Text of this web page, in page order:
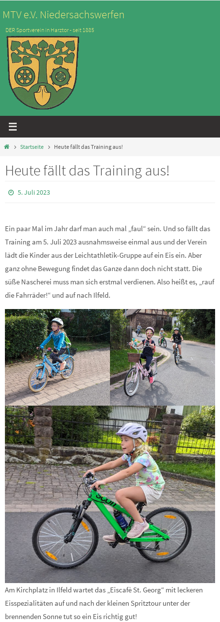
Inhalt
springen
MTV e.V. Niedersachswerfen
DER Sportverein in Harztor - seit 1885
StartStartseite Heute fällt das Training aus!
Heute fällt das Training aus!
5. Juli 2023
Ein paar Mal im Jahr darf man auch mal „faul“ sein. Und so fällt das
Training am 5. Juli 2023 ausnahmsweise einmal aus und der Verein
lädt die Kinder aus der Leichtathletik-Gruppe auf ein Eis ein. Aber
ganz ohne Bewegung findet das Ganze dann doch nicht statt. Die
süße Nascherei muss man sich erstmal verdienen. Also heißt es, „rauf
die Fahrräder!“ und auf nach Ilfeld.
Am Kirchplatz in Ilfeld wartet das „Eiscafè St. Georg“ mit leckeren
Eisspezialitäten auf und nach der kleinen Spritztour unter der
brennenden Sonne tut so ein Eis richtig gut!